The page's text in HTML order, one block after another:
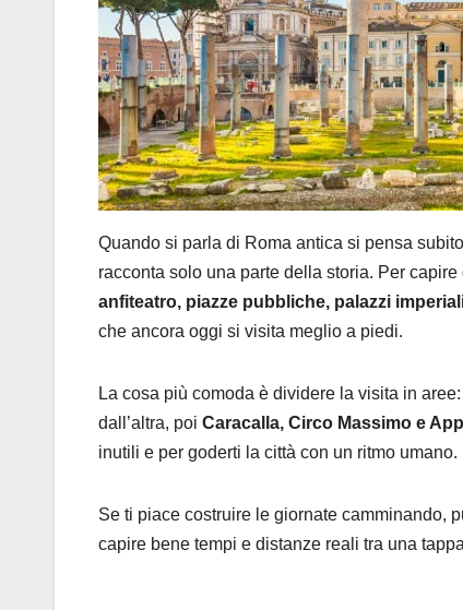
Quando si parla di Roma antica si pensa
racconta solo una parte della storia. Per
anfiteatro, piazze pubbliche, palazzi
che ancora oggi si visita meglio a piedi.
La cosa più comoda è dividere la visita in aree:
dall’altra, poi Caracalla, Circo Massimo e
inutili e per goderti la città con un ritmo umano.
Se ti piace costruire le giornate camminando,
capire bene tempi e distanze reali tra una